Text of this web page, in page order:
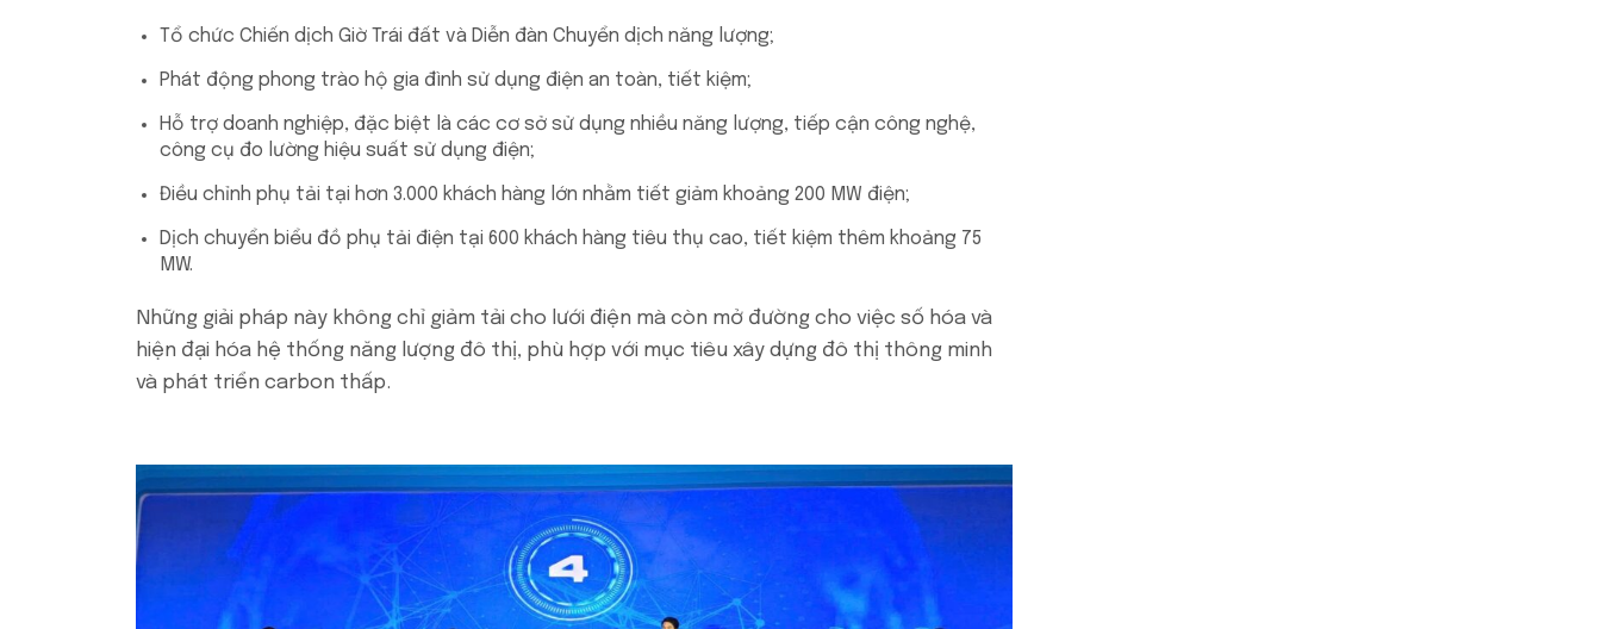
Tổ chức Chiến dịch Giờ Trái đất và Diễn đàn Chuyển dịch năng lượng;
Phát động phong trào hộ gia đình sử dụng điện an toàn, tiết kiệm;
Hỗ trợ doanh nghiệp, đặc biệt là các cơ sở sử dụng nhiều năng lượng, tiếp cận công nghệ,
công cụ đo lường hiệu suất sử dụng điện;
Điều chỉnh phụ tải tại hơn 3.000 khách hàng lớn nhằm tiết giảm khoảng 200 MW điện;
Dịch chuyển biểu đồ phụ tải điện tại 600 khách hàng tiêu thụ cao, tiết kiệm thêm khoảng 75
MW.
Những giải pháp này không chỉ giảm tải cho lưới điện mà còn mở đường cho việc số hóa và
hiện đại hóa hệ thống năng lượng đô thị, phù hợp với mục tiêu xây dựng đô thị thông minh
và phát triển carbon thấp.